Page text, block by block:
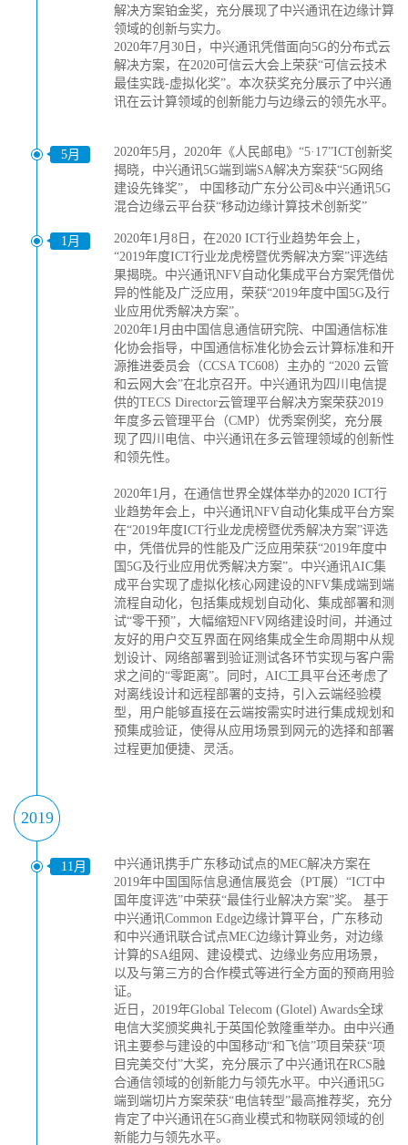
解决方案铂金奖，充分展现了中兴通讯在边缘计算
领域的创新与实力。
2020年7月30日，中兴通讯凭借面向5G的分布式云
解决方案，在2020可信云大会上荣获“可信云技术
最佳实践-虚拟化奖”。本次获奖充分展示了中兴通
讯在云计算领域的创新能力与边缘云的领先水平。
5月
2020年5月，2020年《人民邮电》“5·17”ICT创新奖
揭晓，中兴通讯5G端到端SA解决方案获“5G网络
建设先锋奖”， 中国移动广东分公司&中兴通讯5G
混合边缘云平台获“移动边缘计算技术创新奖”
1月
2020年1月8日，在2020 ICT行业趋势年会上，
“2019年度ICT行业龙虎榜暨优秀解决方案”评选结
果揭晓。中兴通讯NFV自动化集成平台方案凭借优
异的性能及广泛应用，荣获“2019年度中国5G及行
业应用优秀解决方案”。
2020年1月由中国信息通信研究院、中国通信标准
化协会指导，中国通信标准化协会云计算标准和开
源推进委员会（CCSA TC608）主办的 “2020 云管
和云网大会”在北京召开。中兴通讯为四川电信提
供的TECS Director云管理平台解决方案荣获2019
年度多云管理平台（CMP）优秀案例奖，充分展
现了四川电信、中兴通讯在多云管理领域的创新性
和领先性。
2020年1月，在通信世界全媒体举办的2020 ICT行
业趋势年会上，中兴通讯NFV自动化集成平台方案
在“2019年度ICT行业龙虎榜暨优秀解决方案”评选
中，凭借优异的性能及广泛应用荣获“2019年度中
国5G及行业应用优秀解决方案”。中兴通讯AIC集
成平台实现了虚拟化核心网建设的NFV集成端到端
流程自动化，包括集成规划自动化、集成部署和测
试“零干预”，大幅缩短NFV网络建设时间，并通过
友好的用户交互界面在网络集成全生命周期中从规
划设计、网络部署到验证测试各环节实现与客户需
求之间的“零距离”。同时，AIC工具平台还考虑了
对离线设计和远程部署的支持，引入云端经验模
型，用户能够直接在云端按需实时进行集成规划和
预集成验证，使得从应用场景到网元的选择和部署
过程更加便捷、灵活。
2019
11月
中兴通讯携手广东移动试点的MEC解决方案在
2019年中国国际信息通信展览会（PT展）“ICT中
国年度评选”中荣获“最佳行业解决方案”奖。 基于
中兴通讯Common Edge边缘计算平台，广东移动
和中兴通讯联合试点MEC边缘计算业务，对边缘
计算的SA组网、建设模式、边缘业务应用场景，
以及与第三方的合作模式等进行全方面的预商用验
证。
近日，2019年Global Telecom (Glotel) Awards全球
电信大奖颁奖典礼于英国伦敦隆重举办。由中兴通
讯主要参与建设的中国移动“和飞信”项目荣获“项
目完美交付”大奖，充分展示了中兴通讯在RCS融
合通信领域的创新能力与领先水平。中兴通讯5G
端到端切片方案荣获“电信转型”最高推荐奖，充分
肯定了中兴通讯在5G商业模式和物联网领域的创
新能力与领先水平。